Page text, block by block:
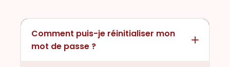
Comment puis-je réinitialiser mon
mot de passe ?